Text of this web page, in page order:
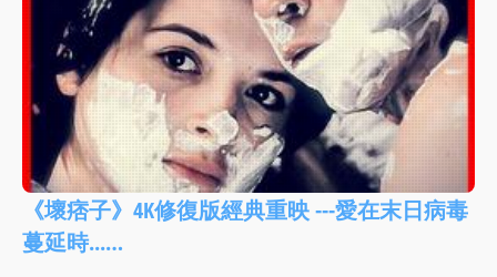
《壞痞子》4K修復版經典重映 ---愛在末日病毒
蔓延時...…